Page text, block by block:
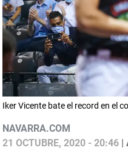
Iker Vicente bate el record en el
NAVARRA.COM
21 OCTUBRE, 2020 - 20:46|